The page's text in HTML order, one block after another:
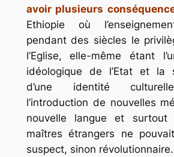
avoir plusieurs
Ethiopie où
pendant des siècles le
l’Eglise, elle-même étant
idéologique de l’Etat et la
d’une identité
l’introduction de nouvelles
nouvelle langue et surtout
maîtres étrangers ne
suspect, sinon révolutionnaire.